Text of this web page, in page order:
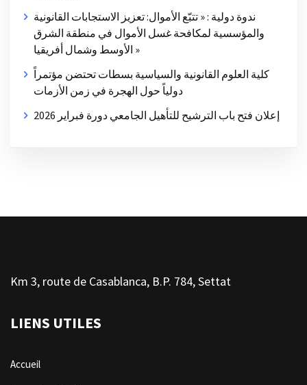
ندوة دولية : « تتبّع الأموال: تعزيز الاستجابات القانونية
والمؤسسية لمكافحة غسل الأموال في منطقة الشرق
الأوسط وشمال أفريقيا »
كلية العلوم القانونية والسياسية بسطات تحتضن مؤتمراً
دولياً حول الهجرة في زمن الأزمات
إعلان فتح باب الترشيح للتأهيل الجامعي دورة فبراير 2026
Km 3, route de Casablanca, B.P. 784, Settat
LIENS UTILES
Accueil